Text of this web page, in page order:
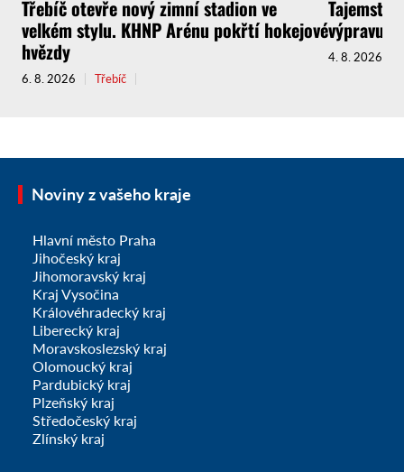
Třebíč otevře nový zimní stadion ve
velkém stylu. KHNP Arénu pokřtí hokejové
hvězdy
6. 8. 2026 Třebíč
Tajemství
výpravu
4. 8. 2026
Noviny z vašeho kraje
Hlavní město Praha
Jihočeský kraj
Jihomoravský kraj
Kraj Vysočina
Královéhradecký kraj
Liberecký kraj
Moravskoslezský kraj
Olomoucký kraj
Pardubický kraj
Plzeňský kraj
Středočeský kraj
Zlínský kraj